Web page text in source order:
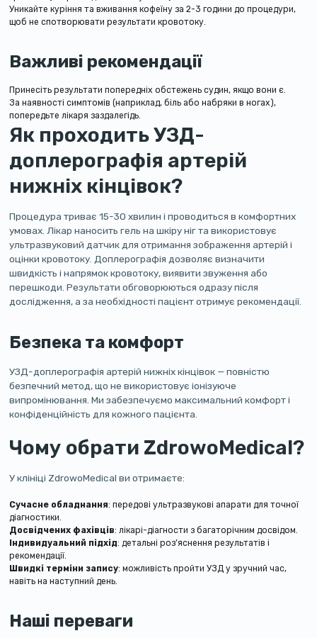
Уникайте куріння та вживання кофеїну за 2-3 години до процедури,
щоб не спотворювати результати кровотоку.
Важливі рекомендації
Принесіть результати попередніх обстежень судин, якщо вони є.
За наявності симптомів (наприклад, біль або набряки в ногах),
попередьте лікаря заздалегідь.
Як проходить УЗД-
доплерографія артерій
нижніх кінцівок?
Процедура триває 15-30 хвилин і проводиться в комфортних
умовах. Лікар наносить гель на шкіру ніг та використовує
ультразвуковий датчик для отримання зображення артерій і
оцінки кровотоку. Доплерографія дозволяє визначити
швидкість і напрямок кровотоку, виявити звуження або
перешкоди. Результати обговорюються одразу після
дослідження, а за необхідності пацієнт отримує рекомендації.
Безпека та комфорт
УЗД-доплерографія артерій нижніх кінцівок — повністю
безпечний метод, що не використовує іонізуюче
випромінювання. Ми забезпечуємо максимальний комфорт і
конфіденційність для кожного пацієнта.
Чому обрати ZdrowoMedical?
У клініці ZdrowoMedical ви отримаєте:
Сучасне обладнання: передові ультразвукові апарати для точної
діагностики.
Досвідчених фахівців: лікарі-діагности з багаторічним досвідом.
Індивидуальний підхід: детальні роз’яснення результатів і
рекомендації.
Швидкі терміни запису: можливість пройти УЗД у зручний час,
навіть на наступний день.
Наші переваги